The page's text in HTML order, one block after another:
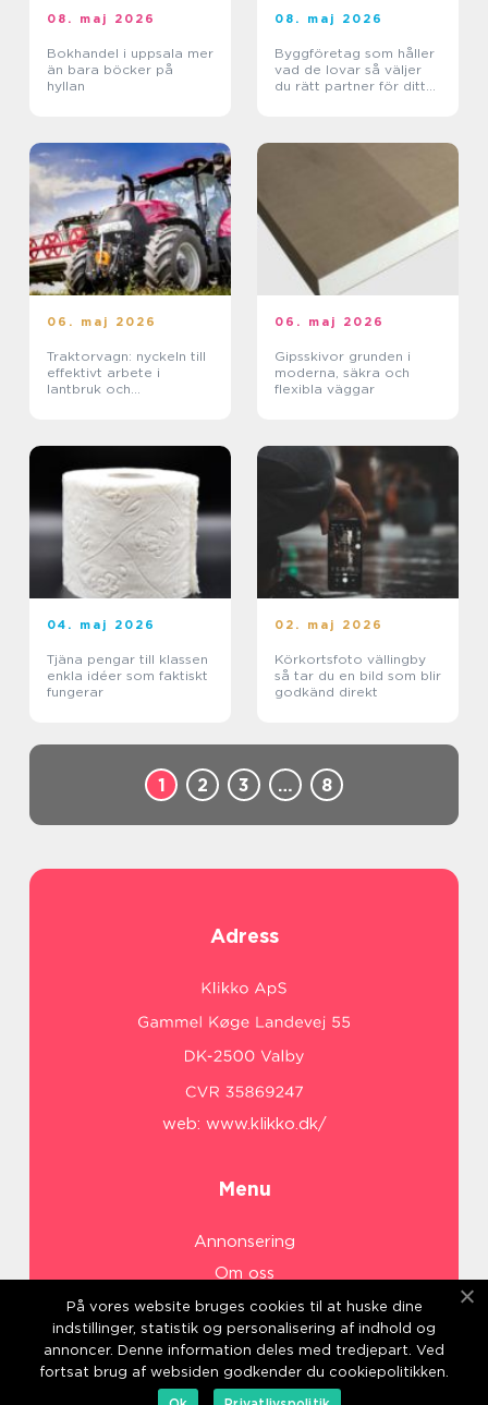
08. maj 2026
Bokhandel i uppsala mer
än bara böcker på
hyllan
08. maj 2026
Byggföretag som håller
vad de lovar så väljer
du rätt partner för ditt
06. maj 2026
Traktorvagn: nyckeln till
effektivt arbete i
lantbruk och
06. maj 2026
Gipsskivor grunden i
moderna, säkra och
flexibla väggar
04. maj 2026
Tjäna pengar till klassen
enkla idéer som faktiskt
fungerar
02. maj 2026
Körkortsfoto vällingby
så tar du en bild som blir
godkänd direkt
1 2 3 … 8
Adress
web: www.klikko.dk/
Menu
Annonsering
Om oss
Cookies
Kontakta oss
Sitemap
På vores website bruges cookies til at huske dine
indstillinger, statistik og personalisering af indhold og
annoncer. Denne information deles med tredjepart. Ved
fortsat brug af websiden godkender du cookiepolitikken.